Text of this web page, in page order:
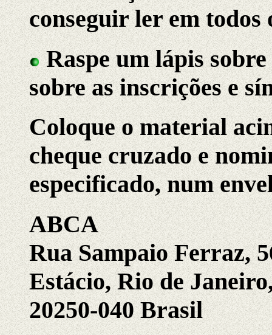
conseguir ler em todos
Raspe um lápis
sobre as inscrições e
Coloque o material
cheque cruzado e
especificado, num
ABCA
Rua Sampaio Ferraz,
Estácio, Rio de
20250-040 Brasil